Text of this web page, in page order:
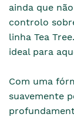
ainda que
controlo
linha Tea
ideal para
Com uma
suavemente